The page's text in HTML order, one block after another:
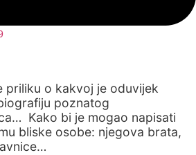
priliku o kakvoj je oduvijek
poznatog
Kako bi je mogao napisati
bliske osobe: njegova brata,